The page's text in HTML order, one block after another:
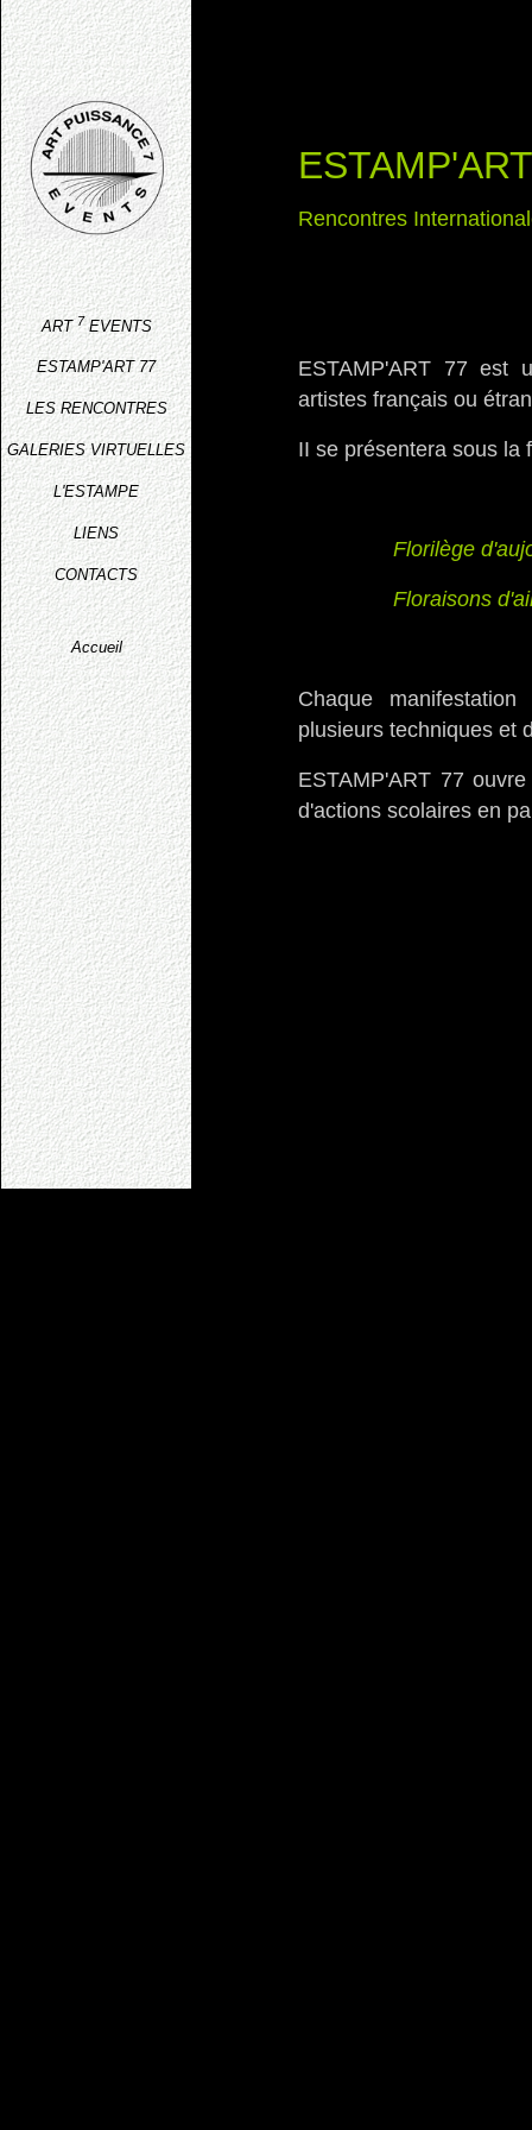
Rencontres
ESTAMP'ART 77 est
artistes français ou
II se présentera sous la
Florilège
Floraisons
Chaque
plusieurs techniques et
ESTAMP'ART 77
d'actions scolaires en
ART 7EVENTS
ESTAMP'ART 77
LES RENCONTRES
GALERIES VIRTUELLES
L'ESTAMPE
LIENS
CONTACTS
Accueil